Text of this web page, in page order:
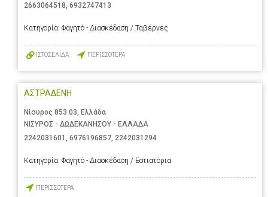
2663064518 6932747413
Κατηγορία: Φαγητό - Διασκέδαση / Ταβέρνες
ΙΣΤΟΣΕΛΙΔΑ ΠΕΡΙΣΣΟΤΕΡΑ
ΑΣΤΡΑΔΕΝΗ
Νίσυρος 853 03, Ελλάδα
ΝΙΣΥΡΟΣ - ΔΩΔΕΚΑΝΗΣΟΥ - ΕΛΛΑΔΑ
2242031601 , 6976196857, 2242031294
Κατηγορία: Φαγητό - Διασκέδαση / Εστιατόρια
ΠΕΡΙΣΣΟΤΕΡΑ